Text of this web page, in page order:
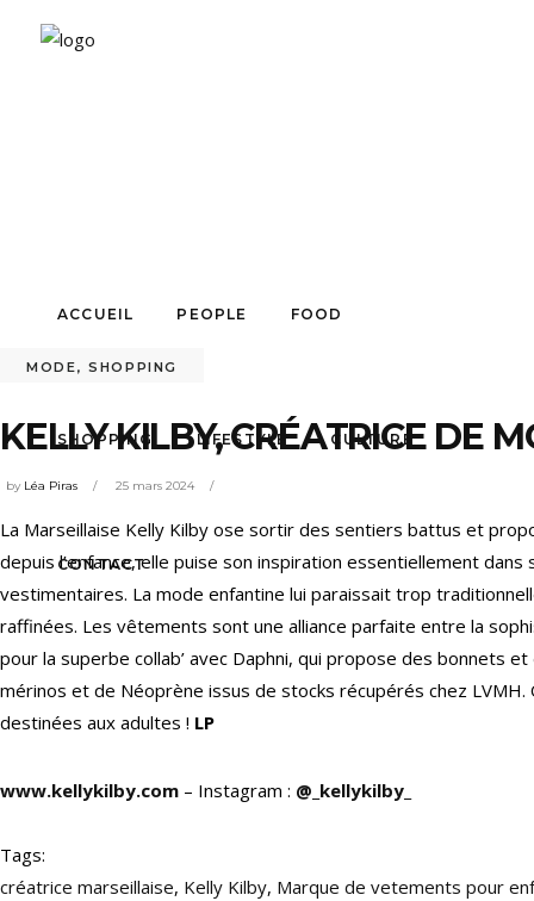
ACCUEIL PEOPLE FOOD
SHOPPING LIFESTYLE CULTURE
CONTACT
MODE, SHOPPING
KELLY KILBY, CRÉATRICE DE
by Léa Piras 25 mars 2024
La Marseillaise Kelly Kilby ose sortir des sentiers battus et
depuis l’enfance, elle puise son inspiration essentiellement
vestimentaires. La mode enfantine lui paraissait trop
raffinées. Les vêtements sont une alliance parfaite entre la
pour la superbe collab’ avec Daphni, qui propose des bonnets
mérinos et de Néoprène issus de stocks récupérés chez
destinées aux adultes ! LP
www.kellykilby.com – Instagram : @_kellykilby_
Tags:
créatrice marseillaise, Kelly Kilby, Marque de vetements pour